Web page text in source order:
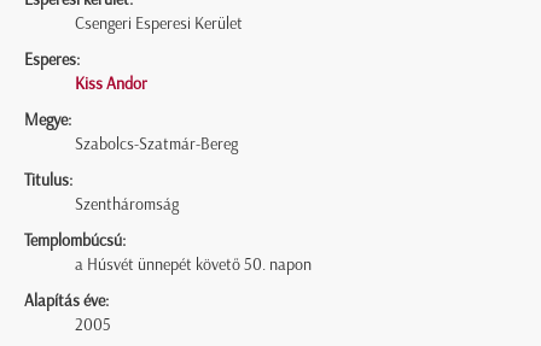
Csengeri Esperesi Kerület
Esperes:
Kiss Andor
Megye:
Szabolcs-Szatmár-Bereg
Titulus:
Szentháromság
Templombúcsú:
a Húsvét ünnepét követő 50. napon
Alapítás éve:
2005